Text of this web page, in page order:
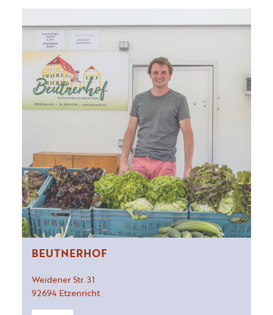
BEUTNERHOF
Weidener Str. 31
92694 Etzenricht